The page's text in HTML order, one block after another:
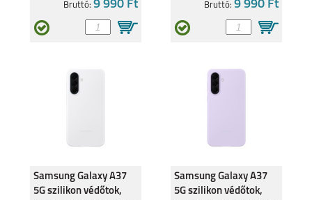
Bruttó: 9 990 Ft Bruttó:9 990 Ft
Samsung Galaxy A37
5G szilikon védőtok,
Samsung Galaxy A37
5G szilikon védőtok,